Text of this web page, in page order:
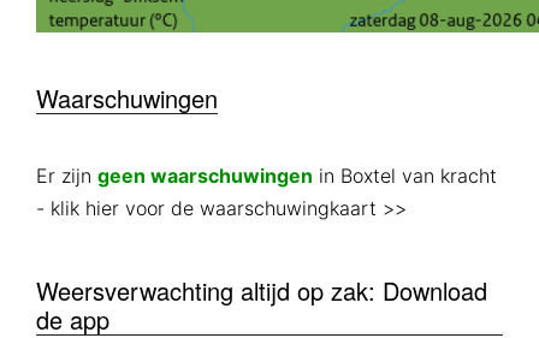
Waarschuwingen
Er zijn geen waarschuwingen in Boxtel van kracht
- klik hier voor de waarschuwingkaart >>
Weersverwachting altijd op zak: Download
de app